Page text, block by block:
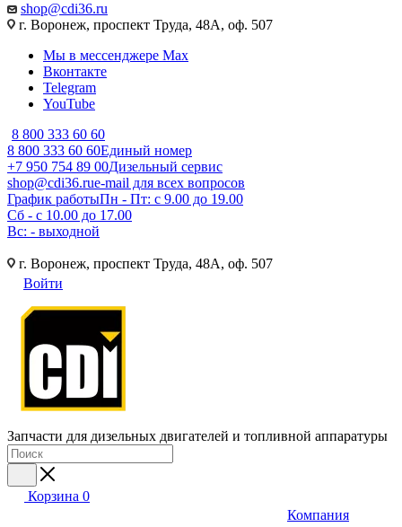
shop@cdi36.ru
г. Воронеж, проспект Труда, 48А, оф. 507
Мы в мессенджере Max
Вконтакте
Telegram
YouTube
8 800 333 60 60
8 800 333 60 60Единый номер
+7 950 754 89 00Дизельный сервис
shop@cdi36.rue-mail для всех вопросов
График работыПн - Пт: с 9.00 до 19.00
Сб - с 10.00 до 17.00
Вс: - выходной
г. Воронеж, проспект Труда, 48А, оф. 507
Войти
Запчасти для дизельных двигателей и топливной аппаратуры
Корзина 0
Компания